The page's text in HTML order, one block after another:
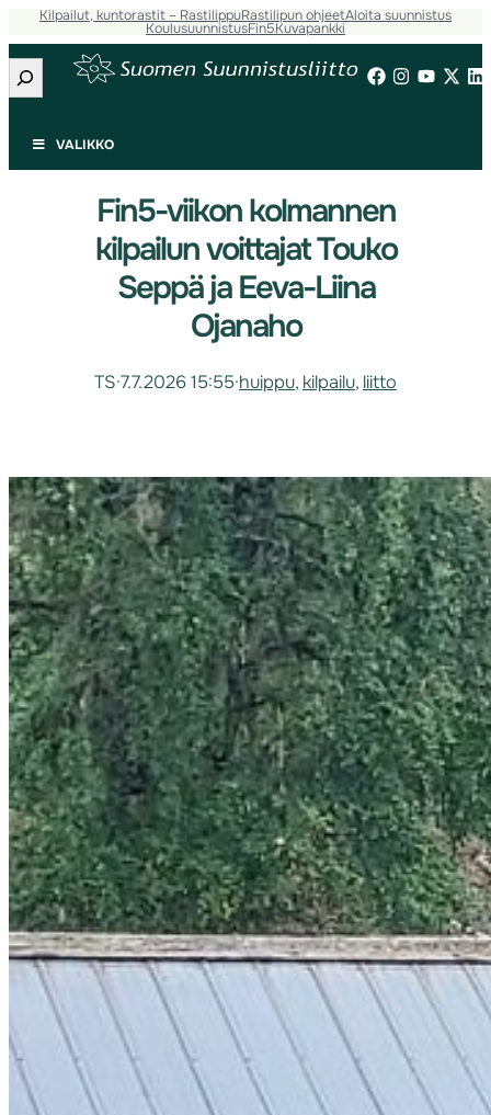
Kilpailut, kuntorastit – RastilippuRastilipun ohjeetAloita suunnistus
KoulusuunnistusFin5Kuvapankki
Etsi
VALIKKO
Fin5-viikon kolmannen
kilpailun voittajat Touko
Seppä ja Eeva-Liina
Ojanaho
TS·7.7.2026 15:55·huippu, kilpailu, liitto